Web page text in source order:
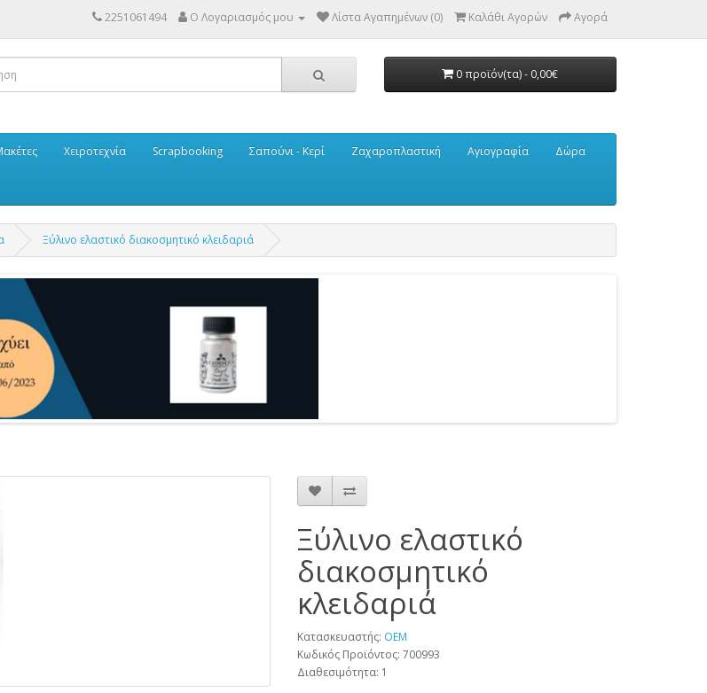
2251061494 Ο Λογαριασμός μου Λίστα Αγαπημένων (0) Καλάθι Αγορών Αγορά
0 προϊόν(τα) - 0,00€
Χειροτεχνία Scrapbooking Σαπούνι - Κερί Ζαχαροπλαστική Αγιογραφία Δώρα
Ξύλινο ελαστικό διακοσμητικό κλειδαριά
Ξύλινο ελαστικό
διακοσμητικό
κλειδαριά
Κατασκευαστής: OEM
Κωδικός Προϊόντος: 700993
Διαθεσιμότητα: 1